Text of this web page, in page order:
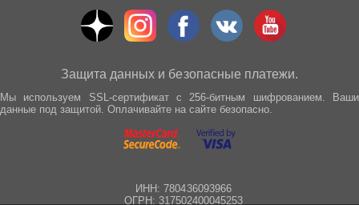
Защита данных и безопасные платежи.
Мы используем SSL-сертификат с 256-битным шифрованием. Ваши
данные под защитой. Оплачивайте на сайте безопасно.
ИНН: 780436093966
ОГРН: 317502400045253